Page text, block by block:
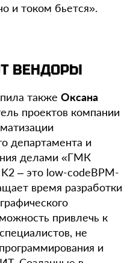
и током бьется».
ВЕНДОРЫ
также Оксана
проектов компании
департамента и
делами «ГМК
– это low-codeBPM-
время разработки
привлечь к
не
и